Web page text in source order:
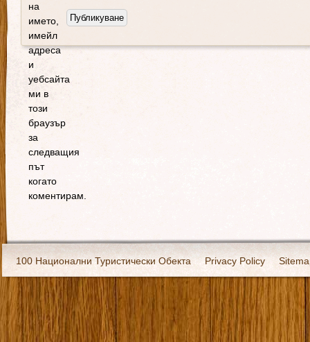
на
името,
имейл
адреса
и
уебсайта
ми в
този
браузър
за
следващия
път
когато
коментирам.
100 Национални Туристически Обекта Privacy Policy
Екипировка За нас Имало едно време Кивоторият.
Ковчега със светите мощи на Свети Григорий Каллидис